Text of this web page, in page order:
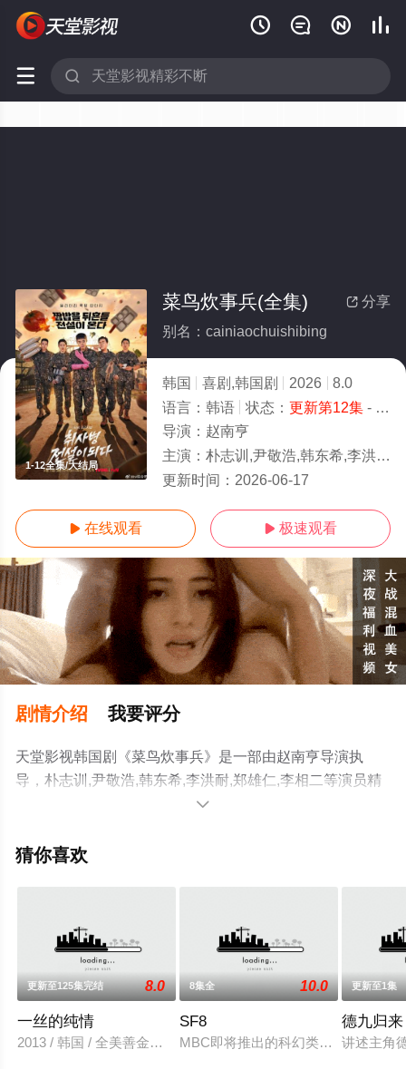
   
 
1-12全集/大结局
 分享
菜鸟炊事兵(全集)
别名：cainiaochuishibing
韩国 喜剧,韩国剧 2026
8.0
语言： 韩语 状态： 更新第12集- 免费在线观看
导演： 赵南亨
主演： 朴志训,尹敬浩,韩东希,李洪耐,郑雄仁,李相二
更新时间： 2026-06-17
 在线观看  极速观看
剧情介绍 我要评分
天堂影视韩国剧《菜鸟炊事兵》是一部由赵南亨导演执
导，朴志训,尹敬浩,韩东希,李洪耐,郑雄仁,李相二等演员精
彩演绎的韩国电视剧，大结局剧情已揭晓（1-12全集），
网，更多相关信息可移步至豆瓣电视剧、电视猫或剧情网

猜你喜欢
更新至125集完结 8.0
一丝的纯情
2013 / 韩国 / 全美善金太勋李勋李在龙
8集全 10.0
SF8
MBC即将推出的科幻类型「SF8」
更新至1集
德九归来
讲述主角